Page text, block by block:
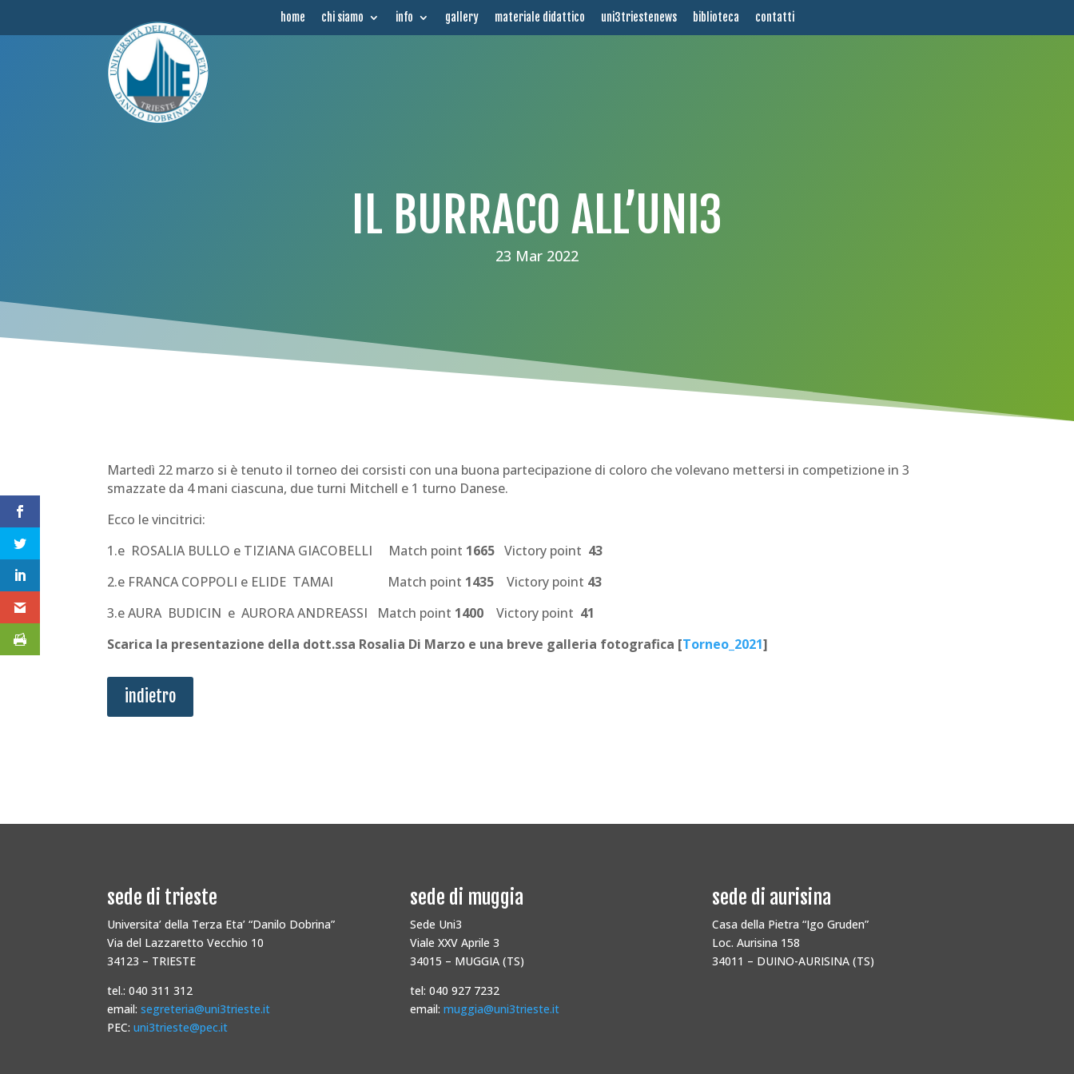
home chi siamo info gallery materiale didattico uni3triestenews biblioteca contatti
IL BURRACO ALL’UNI3
23 Mar 2022
Martedì 22 marzo si è tenuto il torneo dei corsisti con una buona partecipazione di coloro che volevano mettersi in competizione in 3
smazzate da 4 mani ciascuna, due turni Mitchell e 1 turno Danese.
Ecco le vincitrici:
1.e ROSALIA BULLO e TIZIANA GIACOBELLI Match point 1665 Victory point 43
2.e FRANCA COPPOLI e ELIDE TAMAI Match point 1435 Victory point 43
3.e AURA BUDICIN e AURORA ANDREASSI Match point 1400 Victory point 41
Scarica la presentazione della dott.ssa Rosalia Di Marzo e una breve galleria fotografica [Torneo_2021]
indietro
sede di trieste
Universita’ della Terza Eta’ “Danilo Dobrina”
Via del Lazzaretto Vecchio 10
34123 – TRIESTE
tel.: 040 311 312
email:segreteria@uni3trieste.it
PEC:uni3trieste@pec.it
sede di muggia
Sede Uni3
Viale XXV Aprile 3
34015 – MUGGIA (TS)
tel: 040 927 7232
email: muggia@uni3trieste.it
sede di aurisina
Casa della Pietra “Igo Gruden”
Loc. Aurisina 158
34011 – DUINO-AURISINA (TS)